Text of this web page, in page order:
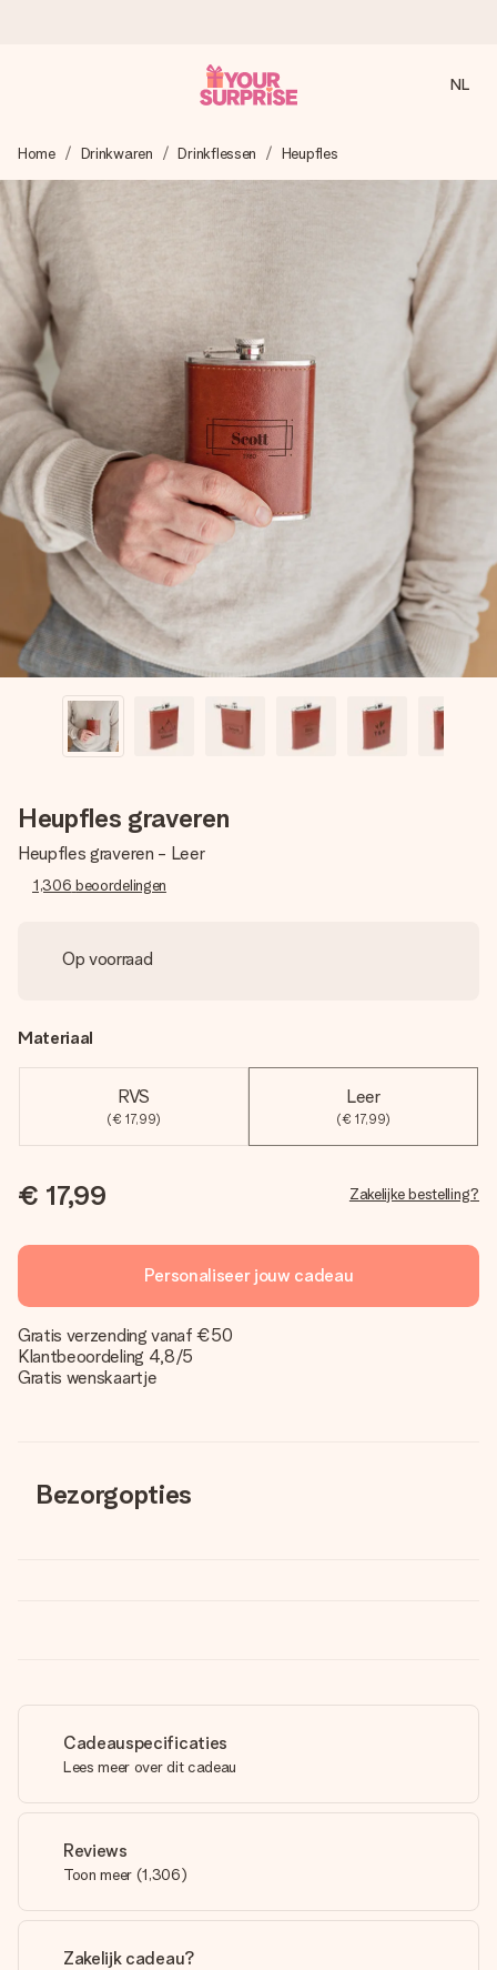
We maken jouw cadeau met zorg en zorgen dat het
razendsnel onderweg is - zodat jij kunt geven op precies
het juiste moment, wanneer het het meeste betekent.
4,8 (gebaseerd op +8.000 reviews)
Onze cadeaus worden gewaardeerd. Klanten beoordelen
ons met een 4,7 op Google Reviews
Gratis wenskaartje
Je maakt in een paar stappen iets unieks – met haar naam,
jullie foto of een boodschap die raakt. Zonder gedoe, maar
met alle aandacht voor het moment.
NL
Home Drinkwaren Drinkflessen Heupfles
Heupfles graveren
Heupfles graveren - Leer
1,306 beoordelingen
Op voorraad
Materiaal
RVS
(€ 17,99)
Leer
(€ 17,99)
€ 17,99 Zakelijke bestelling?
Personaliseer jouw cadeau
Gratis verzending vanaf €50
Klantbeoordeling 4,8/5
Gratis wenskaartje
Bezorgopties
Cadeauspecificaties
Lees meer over dit cadeau
Reviews
Toon meer (1,306)
Zakelijk cadeau?